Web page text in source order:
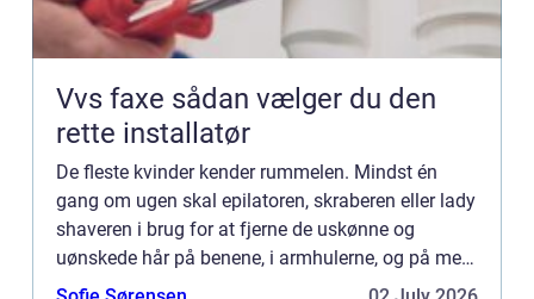
Vvs faxe sådan vælger du den
rette installatør
De fleste kvinder kender rummelen. Mindst én
gang om ugen skal epilatoren, skraberen eller lady
shaveren i brug for at fjerne de uskønne og
uønskede hår på benene, i armhulerne, og på mere
eksotiske steder. Mange kvinder bruger timer på